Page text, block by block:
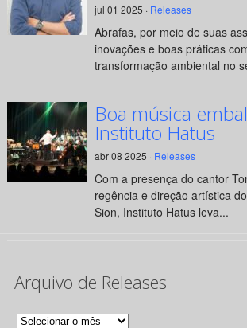
jul 01 2025 · Releases
Abrafas, por meio de suas
inovações e boas práticas
transformação ambiental no
Boa música
Instituto Hatus
abr 08 2025 · Releases
Com a presença do cantor
regência e direção artística
Sion, Instituto Hatus leva...
Arquivo de Releases
Arquivo